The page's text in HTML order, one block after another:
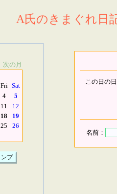
A氏のきまぐれ日
次の月
Fri Sat
4
5
11
12
18
19
25
26
この日の
名前：